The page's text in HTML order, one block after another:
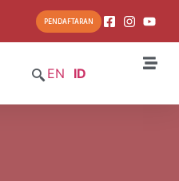
PENDAFTARAN
EN ID